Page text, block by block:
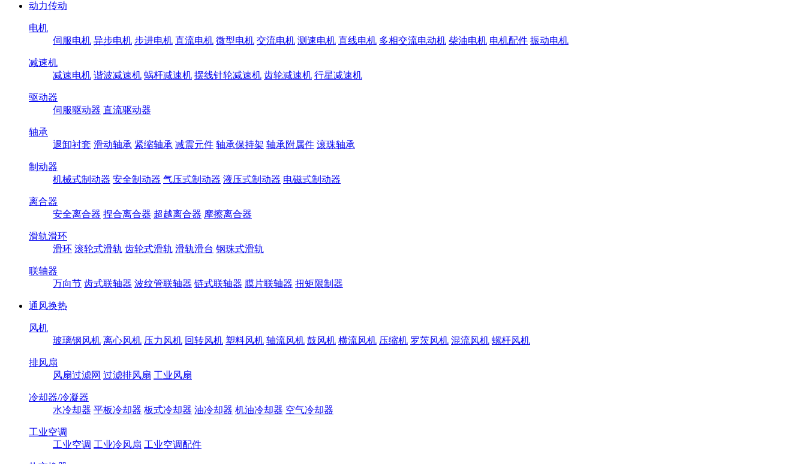
动力传动
电机
伺服电机 异步电机 步进电机 直流电机 微型电机 交流电机 测速电机 直线电机 多相交流电动机 柴油电机 电机配件 振动电机
减速机
减速电机 谐波减速机 蜗杆减速机 摆线针轮减速机 齿轮减速机 行星减速机
驱动器
伺服驱动器 直流驱动器
轴承
退卸衬套 滑动轴承 紧缩轴承 减震元件 轴承保持架 轴承附属件 滚珠轴承
制动器
机械式制动器 安全制动器 气压式制动器 液压式制动器 电磁式制动器
离合器
安全离合器 捏合离合器 超越离合器 摩擦离合器
滑轨滑环
滑环 滚轮式滑轨 齿轮式滑轨 滑轨滑台 钢珠式滑轨
联轴器
万向节 齿式联轴器 波纹管联轴器 链式联轴器 膜片联轴器 扭矩限制器
通风换热
风机
玻璃钢风机 离心风机 压力风机 回转风机 塑料风机 轴流风机 鼓风机 横流风机 压缩机 罗茨风机 混流风机 螺杆风机
排风扇
风扇过滤网 过滤排风扇 工业风扇
冷却器/冷凝器
水冷却器 平板冷却器 板式冷却器 油冷却器 机油冷却器 空气冷却器
工业空调
工业空调 工业冷风扇 工业空调配件